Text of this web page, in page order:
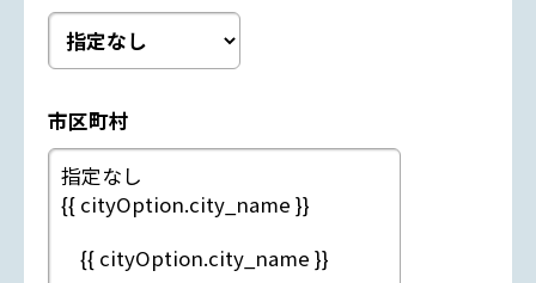
市区町村